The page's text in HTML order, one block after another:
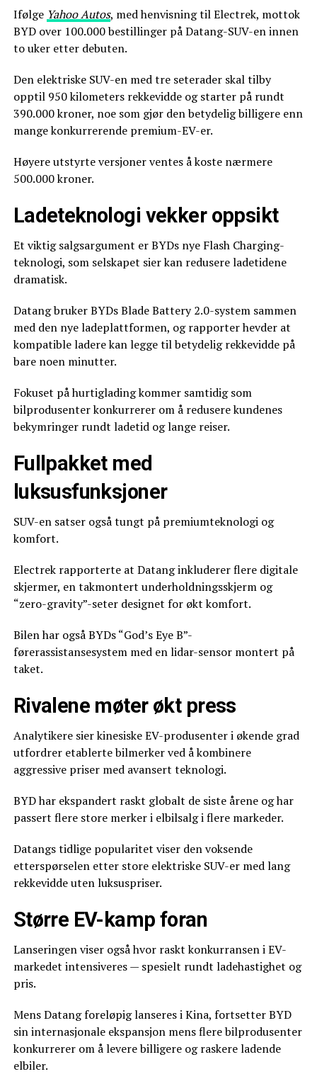
Ifølge Yahoo Autos, med henvisning til Electrek, mottok
BYD over 100.000 bestillinger på Datang-SUV-en innen
to uker etter debuten.
Den elektriske SUV-en med tre seterader skal tilby
opptil 950 kilometers rekkevidde og starter på rundt
390.000 kroner, noe som gjør den betydelig billigere enn
mange konkurrerende premium-EV-er.
Høyere utstyrte versjoner ventes å koste nærmere
500.000 kroner.
Ladeteknologi vekker oppsikt
Et viktig salgsargument er BYDs nye Flash Charging-
teknologi, som selskapet sier kan redusere ladetidene
dramatisk.
Datang bruker BYDs Blade Battery 2.0-system sammen
med den nye ladeplattformen, og rapporter hevder at
kompatible ladere kan legge til betydelig rekkevidde på
bare noen minutter.
Fokuset på hurtiglading kommer samtidig som
bilprodusenter konkurrerer om å redusere kundenes
bekymringer rundt ladetid og lange reiser.
Fullpakket med
luksusfunksjoner
SUV-en satser også tungt på premiumteknologi og
komfort.
Electrek rapporterte at Datang inkluderer flere digitale
skjermer, en takmontert underholdningsskjerm og
“zero-gravity”-seter designet for økt komfort.
Bilen har også BYDs “God’s Eye B”-
førerassistansesystem med en lidar-sensor montert på
taket.
Rivalene møter økt press
Analytikere sier kinesiske EV-produsenter i økende grad
utfordrer etablerte bilmerker ved å kombinere
aggressive priser med avansert teknologi.
BYD har ekspandert raskt globalt de siste årene og har
passert flere store merker i elbilsalg i flere markeder.
Datangs tidlige popularitet viser den voksende
etterspørselen etter store elektriske SUV-er med lang
rekkevidde uten luksuspriser.
Større EV-kamp foran
Lanseringen viser også hvor raskt konkurransen i EV-
markedet intensiveres — spesielt rundt ladehastighet og
pris.
Mens Datang foreløpig lanseres i Kina, fortsetter BYD
sin internasjonale ekspansjon mens flere bilprodusenter
konkurrerer om å levere billigere og raskere ladende
elbiler.